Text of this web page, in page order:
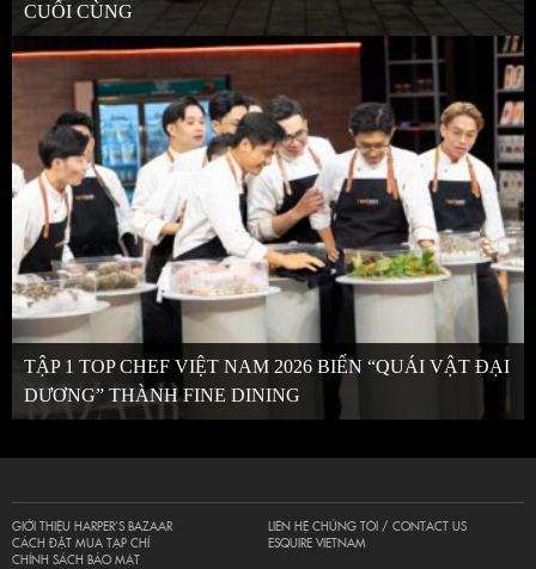
CUỐI CÙNG
TẬP 1 TOP CHEF VIỆT NAM 2026 BIẾN “QUÁI VẬT ĐẠI
DƯƠNG” THÀNH FINE DINING
GIỚI THIỆU HARPER’S BAZAAR
CÁCH ĐẶT MUA TẠP CHÍ
CHÍNH SÁCH BẢO MẬT
LIÊN HỆ CHÚNG TÔI / CONTACT US
ESQUIRE VIETNAM